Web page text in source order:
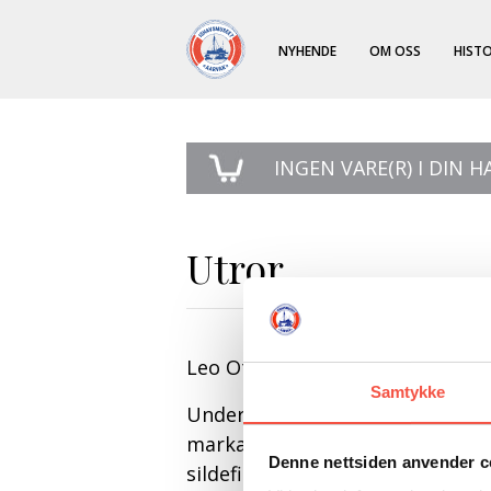
Samtykke
Denne nettsiden anvender
NYHENDE OM OSS
INGEN VARE(R) I DIN
Utror
Leo Oterhals: Utror
Undertittel: «Om havets helter
markante personligheter i
sildefisket som er fokusert.